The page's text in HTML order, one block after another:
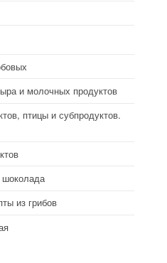
и молочных продуктов
птицы и субпродуктов.
шоколада
из грибов